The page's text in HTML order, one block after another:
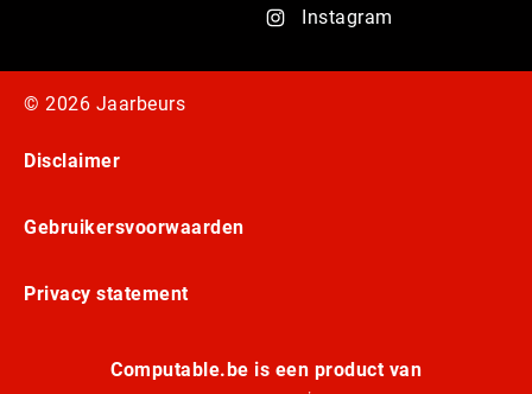
Instagram
© 2026 Jaarbeurs
Disclaimer
Gebruikersvoorwaarden
Privacy statement
Computable.be is een product van